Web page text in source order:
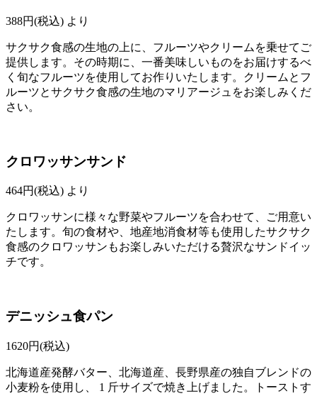
388円(税込) より
サクサク食感の生地の上に、フルーツやクリームを乗せてご
提供します。その時期に、一番美味しいものをお届けするべ
く旬なフルーツを使用してお作りいたします。クリームとフ
ルーツとサクサク食感の生地のマリアージュをお楽しみくだ
さい。
クロワッサンサンド
464円(税込) より
クロワッサンに様々な野菜やフルーツを合わせて、ご用意い
たします。旬の食材や、地産地消食材等も使用したサクサク
食感のクロワッサンもお楽しみいただける贅沢なサンドイッ
チです。
デニッシュ食パン
1620円(税込)
北海道産発酵バター、北海道産、長野県産の独自ブレンドの
小麦粉を使用し、 1 斤サイズで焼き上げました。トーストす